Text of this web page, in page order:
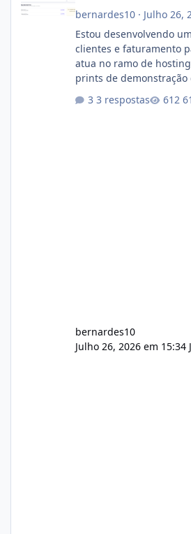
bernardes10· Julho 26,
Estou desenvolvendo
clientes e faturamento
atua no ramo de
prints de demonstração
com cerca de 80%
3 respostas
bernardes10
Julho 26, 2026 em 15:34